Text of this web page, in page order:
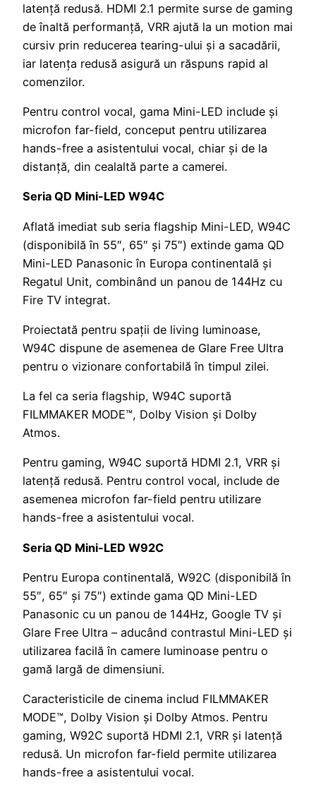
latență redusă. HDMI 2.1 permite surse de gaming
de înaltă performanță, VRR ajută la un motion mai
cursiv prin reducerea tearing-ului și a sacadării,
iar latența redusă asigură un răspuns rapid al
comenzilor.
Pentru control vocal, gama Mini-LED include și
microfon far-field, conceput pentru utilizarea
hands-free a asistentului vocal, chiar și de la
distanță, din cealaltă parte a camerei.
Seria QD Mini-LED W94C
Aflată imediat sub seria flagship Mini-LED, W94C
(disponibilă în 55″, 65″ și 75″) extinde gama QD
Mini-LED Panasonic în Europa continentală și
Regatul Unit, combinând un panou de 144Hz cu
Fire TV integrat.
Proiectată pentru spații de living luminoase,
W94C dispune de asemenea de Glare Free Ultra
pentru o vizionare confortabilă în timpul zilei.
La fel ca seria flagship, W94C suportă
FILMMAKER MODE™, Dolby Vision și Dolby
Atmos.
Pentru gaming, W94C suportă HDMI 2.1, VRR și
latență redusă. Pentru control vocal, include de
asemenea microfon far-field pentru utilizare
hands-free a asistentului vocal.
Seria QD Mini-LED W92C
Pentru Europa continentală, W92C (disponibilă în
55″, 65″ și 75″) extinde gama QD Mini-LED
Panasonic cu un panou de 144Hz, Google TV și
Glare Free Ultra – aducând contrastul Mini-LED și
utilizarea facilă în camere luminoase pentru o
gamă largă de dimensiuni.
Caracteristicile de cinema includ FILMMAKER
MODE™, Dolby Vision și Dolby Atmos. Pentru
gaming, W92C suportă HDMI 2.1, VRR și latență
redusă. Un microfon far-field permite utilizarea
hands-free a asistentului vocal.